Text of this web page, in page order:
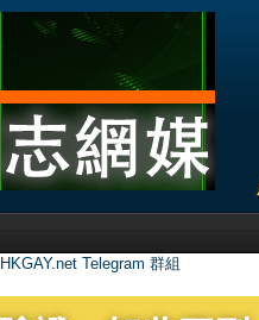
HKGAY.net Telegram 群組